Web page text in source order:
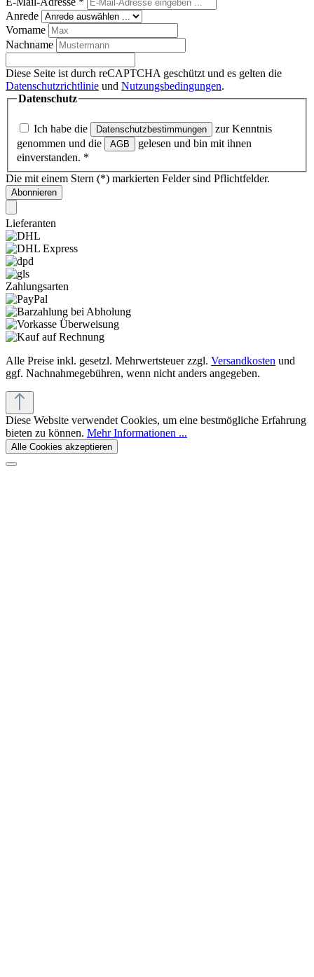
Anrede
Vorname
Nachname
Diese Seite ist durch reCAPTCHA geschützt und es gelten die
Datenschutzrichtlinie und Nutzungsbedingungen.
Datenschutz
Ich habe die Datenschutzbestimmungen
zur Kenntnis
genommen und die
AGB
gelesen und bin mit ihnen
einverstanden. *
Die mit einem Stern (*) markierten Felder sind Pflichtfelder.
Abonnieren
Lieferanten
Zahlungsarten
Alle Preise inkl. gesetzl. Mehrwertsteuer zzgl. Versandkosten und
ggf. Nachnahmegebühren, wenn nicht anders angegeben.
Diese Website verwendet Cookies, um eine bestmögliche Erfahrung
bieten zu können. Mehr Informationen ...
Alle Cookies akzeptieren